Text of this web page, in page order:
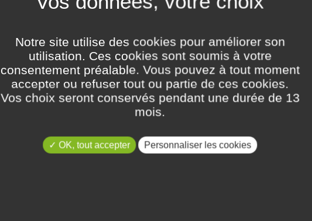
Notre site utilise des cookies pour améliorer son
utilisation. Ces cookies sont soumis à votre
consentement préalable. Vous pouvez à tout moment
accepter ou refuser tout ou partie de ces cookies.
Vos choix seront conservés pendant une durée de 13
mois.
OK, tout accepter Personnaliser les cookies